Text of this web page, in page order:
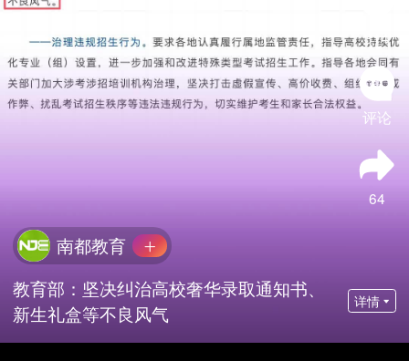
314
评论
64
南都教育
教育部：坚决纠治高校奢华录取通知书、
新生礼盒等不良风气
详情